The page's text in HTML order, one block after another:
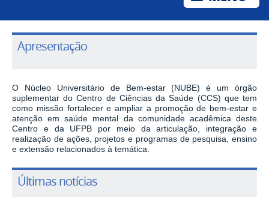
Apresentação
O Núcleo Universitário de Bem-estar (NUBE) é um órgão
suplementar do Centro de Ciências da Saúde (CCS) que tem
como missão fortalecer e ampliar a promoção de bem-estar e
atenção em saúde mental da comunidade acadêmica deste
Centro e da UFPB por meio da articulação, integração e
realização de ações, projetos e programas de pesquisa, ensino
e extensão relacionados à temática.
Últimas notícias